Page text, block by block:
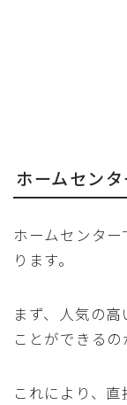
ホームセン
ホームセンタ
ります。
まず、人気の
ことができるの
これにより、